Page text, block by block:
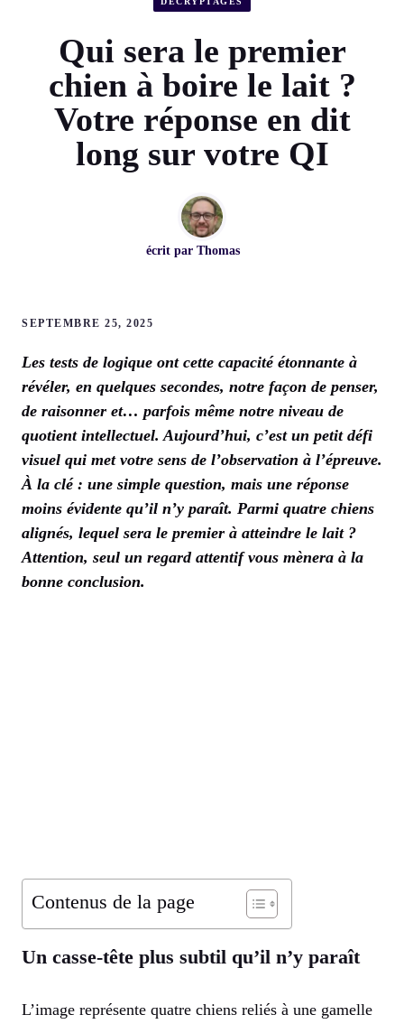
Qui sera le premier
chien à boire le lait ?
Votre réponse en dit
long sur votre QI
écrit par Thomas
SEPTEMBRE 25, 2025
Les tests de logique ont cette capacité étonnante à
révéler, en quelques secondes, notre façon de penser,
de raisonner et… parfois même notre niveau de
quotient intellectuel. Aujourd’hui, c’est un petit défi
visuel qui met votre sens de l’observation à l’épreuve.
À la clé : une simple question, mais une réponse
moins évidente qu’il n’y paraît. Parmi quatre chiens
alignés, lequel sera le premier à atteindre le lait ?
Attention, seul un regard attentif vous mènera à la
bonne conclusion.
Contenus de la page
Un casse-tête plus subtil qu’il n’y paraît
L’image représente quatre chiens reliés à une gamelle